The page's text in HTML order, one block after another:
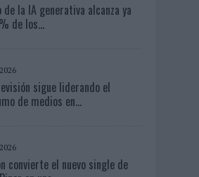
de la IA generativa alcanza ya
de los...
sigue liderando el
de medios en...
convierte el nuevo single de